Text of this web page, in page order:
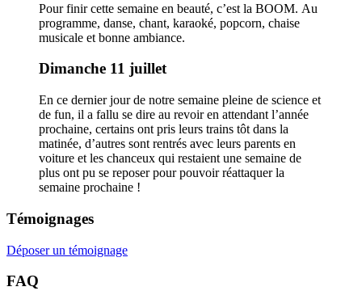
Pour finir cette semaine en beauté, c’est la BOOM. Au
programme, danse, chant, karaoké, popcorn, chaise
musicale et bonne ambiance.
Dimanche 11 juillet
En ce dernier jour de notre semaine pleine de science et
de fun, il a fallu se dire au revoir en attendant l’année
prochaine, certains ont pris leurs trains tôt dans la
matinée, d’autres sont rentrés avec leurs parents en
voiture et les chanceux qui restaient une semaine de
plus ont pu se reposer pour pouvoir réattaquer la
semaine prochaine !
Témoignages
Déposer un témoignage
FAQ